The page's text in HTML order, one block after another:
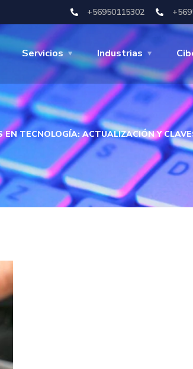
+56950115302
Servicios Industrias
TECNOLOGÍA: ACTUALIZACIÓN Y